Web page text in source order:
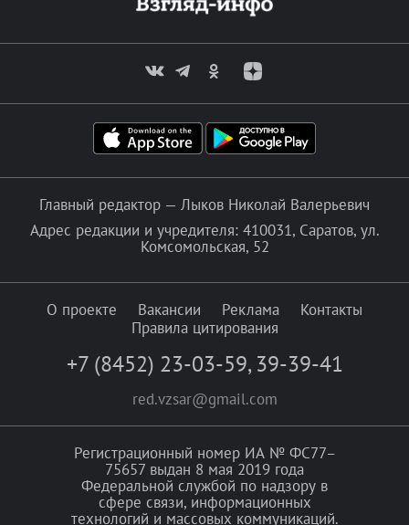
Главный редактор — Лыков Николай Валерьевич
Адрес редакции и учредителя: 410031, Саратов, ул.
Комсомольская, 52
О проекте Вакансии Реклама
Контакты
Правила цитирования
+7 (8452) 23-03-59, 39-39-41
red.vzsar@gmail.com
Регистрационный номер ИА № ФС77–
75657 выдан 8 мая 2019 года
Федеральной службой по надзору в
сфере связи, информационных
технологий и массовых коммуникаций.